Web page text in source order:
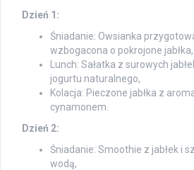
Dzień 1:
Śniadanie: Owsianka
wzbogacona o pokrojone jabłka,
Lunch: Sałatka z surowych
jogurtu naturalnego,
Kolacja: Pieczone jabłka z
cynamonem.
Dzień 2:
Śniadanie: Smoothie z jabłek i
wodą,